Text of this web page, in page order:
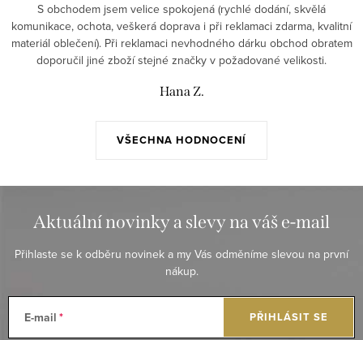
VŠECHNA HODNOCENÍ
S obchodem jsem velice spokojená (rychlé dodání, skvělá
komunikace, ochota, veškerá doprava i při reklamaci zdarma, kvalitní
materiál oblečení). Při reklamaci nevhodného dárku obchod obratem
doporučil jiné zboží stejné značky v požadované velikosti.
Hana Z.
Aktuální novinky a slevy na váš e-mail
Přihlaste se k odběru novinek a my Vás odměníme slevou na první
nákup.
E-mail PŘIHLÁSIT SE